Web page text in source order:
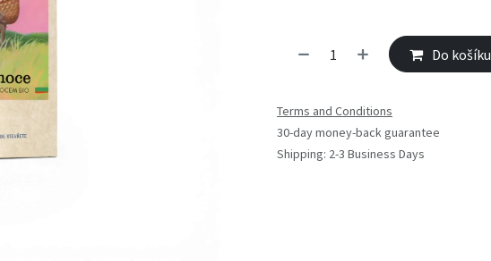
Do košíku
Terms and Conditions
30-day money-back guarantee
Shipping: 2-3 Business Days